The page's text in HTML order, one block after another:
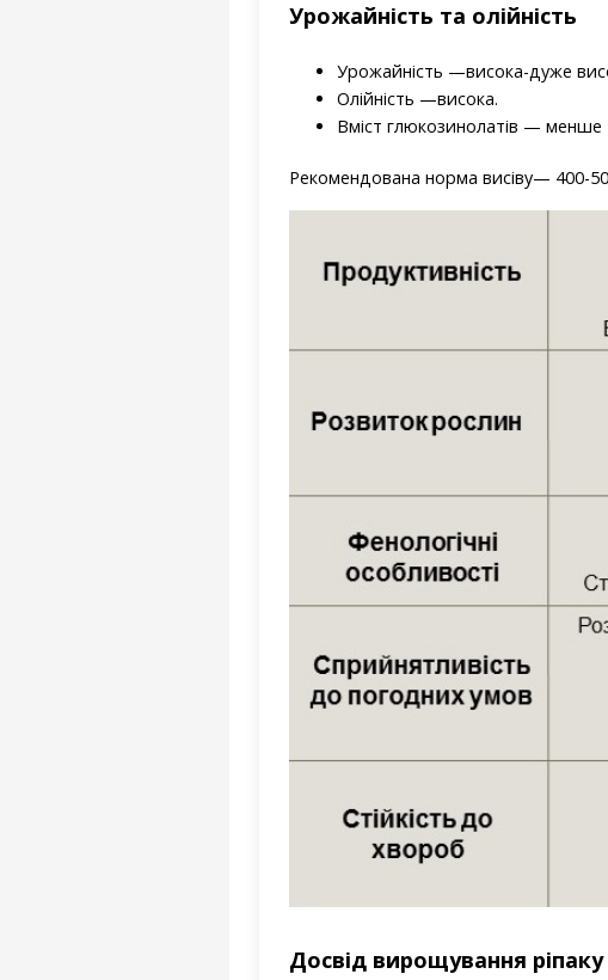
Урожайність та олійність
Урожайність —висока-дуже
Олійність —висока.
Вміст глюкозинолатів — менше
Рекомендована норма висіву— 400-
Досвід вирощування